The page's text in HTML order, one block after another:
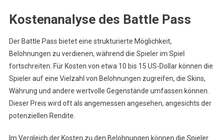
Kostenanalyse des Battle Pass
Der Battle Pass bietet eine strukturierte Möglichkeit,
Belohnungen zu verdienen, während die Spieler im Spiel
fortschreiten. Für Kosten von etwa 10 bis 15 US-Dollar können die
Spieler auf eine Vielzahl von Belohnungen zugreifen, die Skins,
Währung und andere wertvolle Gegenstände umfassen können.
Dieser Preis wird oft als angemessen angesehen, angesichts der
potenziellen Rendite.
Im Vergleich der Kosten zu den Belohnungen können die Spieler